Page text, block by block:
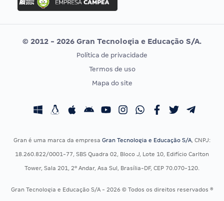
Concurso MPU
Editais publicados
Vunesp
CONCURSOS POR PROFISSÃO
Concursos Fiscais
Concursos Saúde
Residência Multiprofissional
EXAME DE ORDEM
Calendário OAB
© 2012 - 2026 Gran Tecnologia e Educação S/A.
Política de privacidade
Termos de uso
Mapa do site
Gran é uma marca da empresa Gran Tecnologia e Educação S/A, CNPJ:
18.260.822/0001-77, SBS Quadra 02, Bloco J, Lote 10, Edifício Carlton
Tower, Sala 201, 2º Andar, Asa Sul, Brasília-DF, CEP 70.070-120.
Gran Tecnologia e Educação S/A - 2026 © Todos os direitos reservados ®